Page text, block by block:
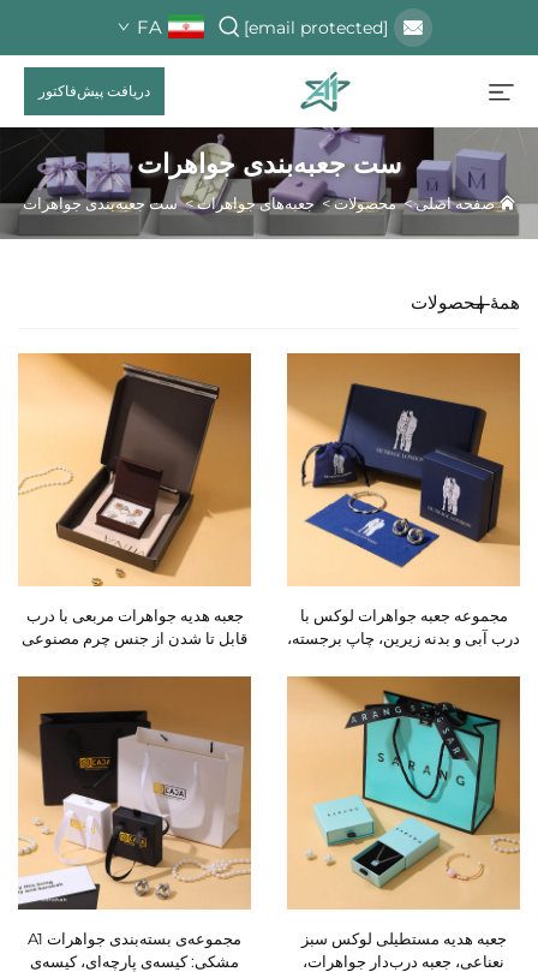
[email protected]
FA
دریافت پیش‌فاکتور
ست جعبه‌بندی جواهرات
صفحه اصلی>محصولات>جعبه‌های جواهرات>ست جعبه‌بندی جواهرات
همهٔ محصولات
مجموعه جعبه جواهرات لوکس با
درب آبی و بدنه زیرین، چاپ برجسته،
حبابی، پارچه پولیش و لوگوی
سفارشی، به صورت عمده
جعبه هدیه جواهرات مربعی با درب
قابل تا شدن از جنس چرم مصنوعی
سفارشی برای انگشترها،
گوشواره‌ها و گردنبندها
جعبه هدیه مستطیلی لوکس سبز
نعناعی، جعبه درب‌دار جواهرات،
مجموعه‌ی بسته‌بندی جواهرات A1
مشکی: کیسه‌ی پارچه‌ای، کیسه‌ی